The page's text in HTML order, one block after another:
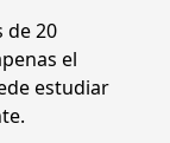
de 20
el
estudiar